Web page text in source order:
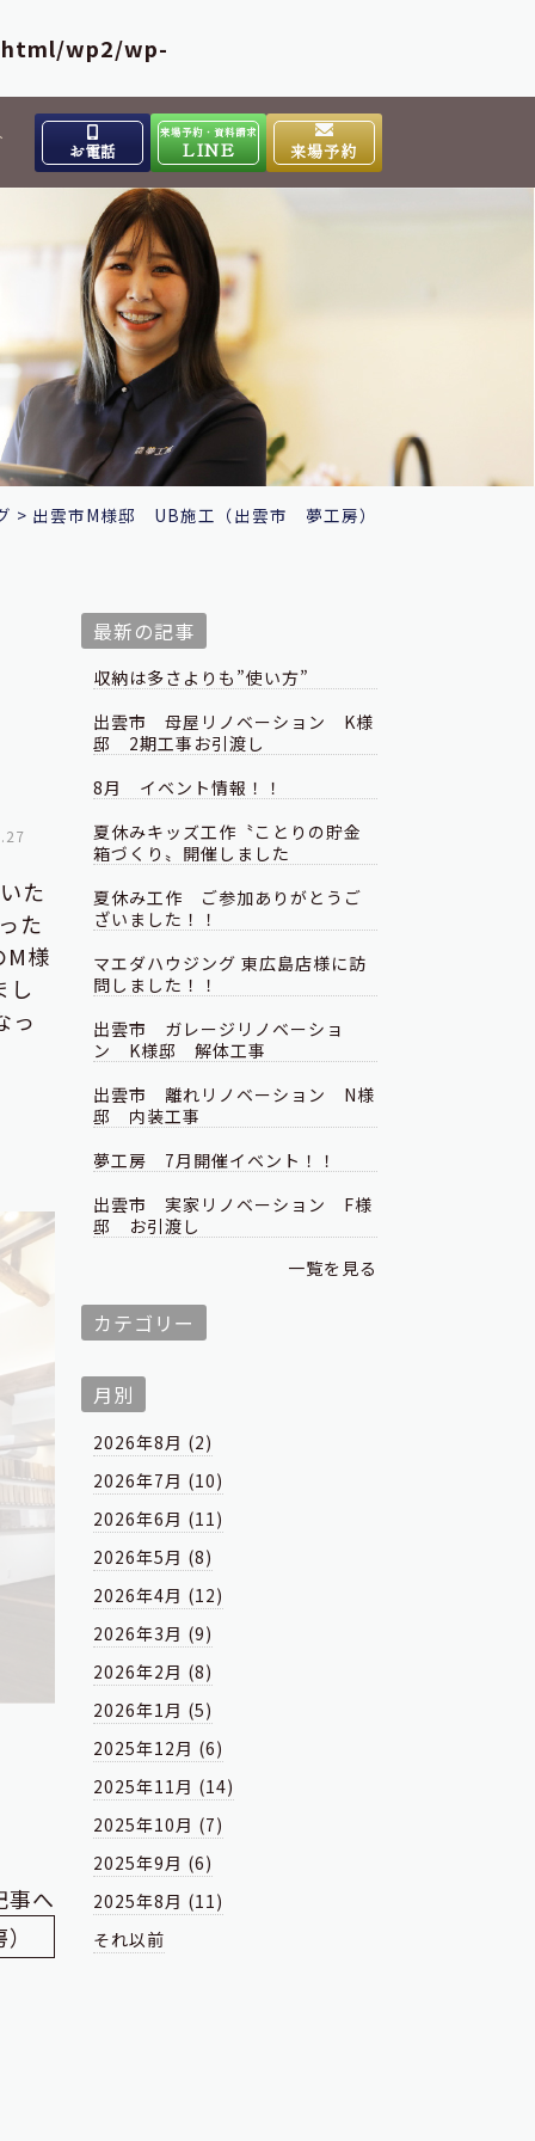
wp2/wp-
お電話
出雲高岡体感ギャラリー
0853-31-4133
9:00～17:00
水曜日
大田ショールーム
0854-86-8640
9:00～17:00
定休日 日曜日
来場予約・資料請求
LINE 来場予約
> 出雲市M様邸 UB施工（出雲市 夢工房）
た
た
M様
し
っ
事へ
最新の記事
収納は多さよりも”使い方”
出雲市 母屋リノベーション K様
邸 2期工事お引渡し
8月 イベント情報！！
夏休みキッズ工作〝ことりの貯金
箱づくり〟開催しました
夏休み工作 ご参加ありがとうご
ざいました！！
マエダハウジング 東広島店様に訪
問しました！！
出雲市 ガレージリノベーショ
ン K様邸 解体工事
出雲市 離れリノベーション N様
邸 内装工事
夢工房 7月開催イベント！！
出雲市 実家リノベーション F様
邸 お引渡し
一覧を見る
カテゴリー
月別
2026年8月 (2)
2026年7月 (10)
2026年6月 (11)
2026年5月 (8)
2026年4月 (12)
2026年3月 (9)
2026年2月 (8)
2026年1月 (5)
2025年12月 (6)
2025年11月 (14)
2025年10月 (7)
2025年9月 (6)
2025年8月 (11)
それ以前